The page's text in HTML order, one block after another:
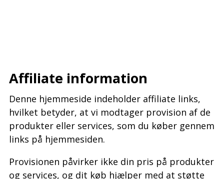
Affiliate information
Denne hjemmeside indeholder affiliate links,
hvilket betyder, at vi modtager provision af de
produkter eller services, som du køber gennem
links på hjemmesiden.
Provisionen påvirker ikke din pris på produkter
og services, og dit køb hjælper med at støtte